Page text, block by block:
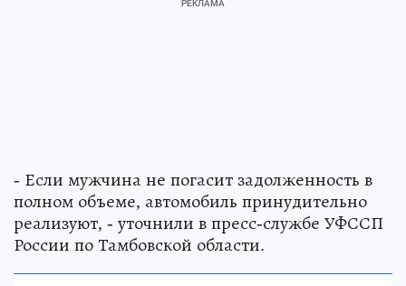
- Если мужчина не погасит задолженность в
полном объеме, автомобиль принудительно
реализуют, - уточнили в пресс-службе УФССП
России по Тамбовской области.